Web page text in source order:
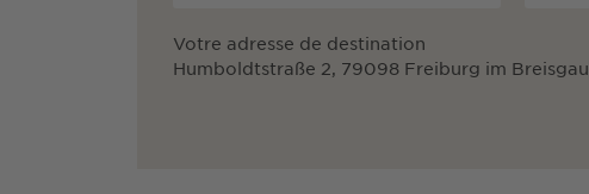
Votre adresse de destination
Humboldtstraße 2, 79098 Freiburg im Breisgau